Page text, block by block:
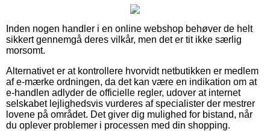
Inden nogen handler i en online webshop behøver de helt
sikkert gennemgå deres vilkår, men det er tit ikke særlig
morsomt.
Alternativet er at kontrollere hvorvidt netbutikken er medlem
af e-mærke ordningen, da det kan være en indikation om at
e-handlen adlyder de officielle regler, udover at internet
selskabet lejlighedsvis vurderes af specialister der mestrer
lovene på området. Det giver dig mulighed for bistand, når
du oplever problemer i processen med din shopping.